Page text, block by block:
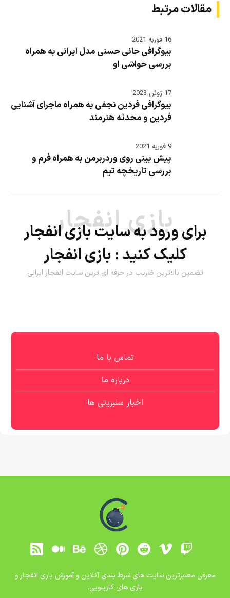
مقالات مرتبط
16 فوریه 2021
بیوگرافی حانی حسنی مدل ایرانی به همراه
بررسی حواشی او
17 ژوئن 2023
بیوگرافی فردین نجفی به همراه ماجرای آشنایی
فردین و محدثه هنرمند
9 فوریه 2021
پیش بینی روی وردربرمن به همراه فرم و
بررسی تاریخچه تیم
بازی انفجار
برای ورود به سایت بازی انفجار
کلیک کنید : بازی انفجار
تضمین بالاترین ضریب در حرفه ای ترین سایت انفجار ایرانی
تماس با ما
درباره ما
اخبار سلبریتی ها
معرفی معتبرترین سایت های شرط بندی آنلاین و آموزش بازی انفجار و
بازی های کازینویی.